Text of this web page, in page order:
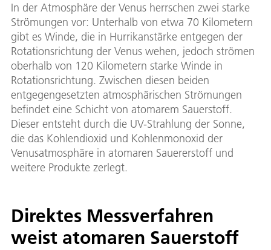
In der Atmosphäre der Venus herrschen zwei starke
Strömungen vor: Unterhalb von etwa 70 Kilometern
gibt es Winde, die in Hurrikanstärke entgegen der
Rotationsrichtung der Venus wehen, jedoch strömen
oberhalb von 120 Kilometern starke Winde in
Rotationsrichtung. Zwischen diesen beiden
entgegengesetzten atmosphärischen Strömungen
befindet eine Schicht von atomarem Sauerstoff.
Dieser entsteht durch die UV-Strahlung der Sonne,
die das Kohlendioxid und Kohlenmonoxid der
Venusatmosphäre in atomaren Sauererstoff und
weitere Produkte zerlegt.
Direktes Messverfahren
weist atomaren Sauerstoff